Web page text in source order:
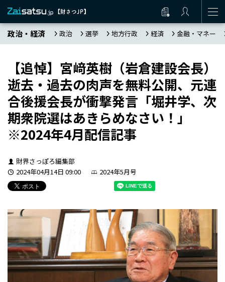
政治・経済 政治 選挙 地方行政 経済 金融・マネー
【追悼】宮﨑英樹（岩倉建設会長）
逝去・過去の肉声を無料公開、元連
合後援会長が衝撃発言「堀井学、次
期衆院選はあきらめなさい！」
※2024年4月配信記事
財界さっぽろ編集部
2024年04月14日 09:00
2024年5月号